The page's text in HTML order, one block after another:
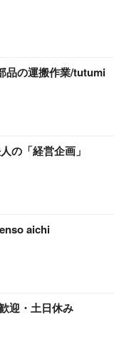
品の運搬作業/tutumi
の「経営企画」
aichi
迎・土日休み